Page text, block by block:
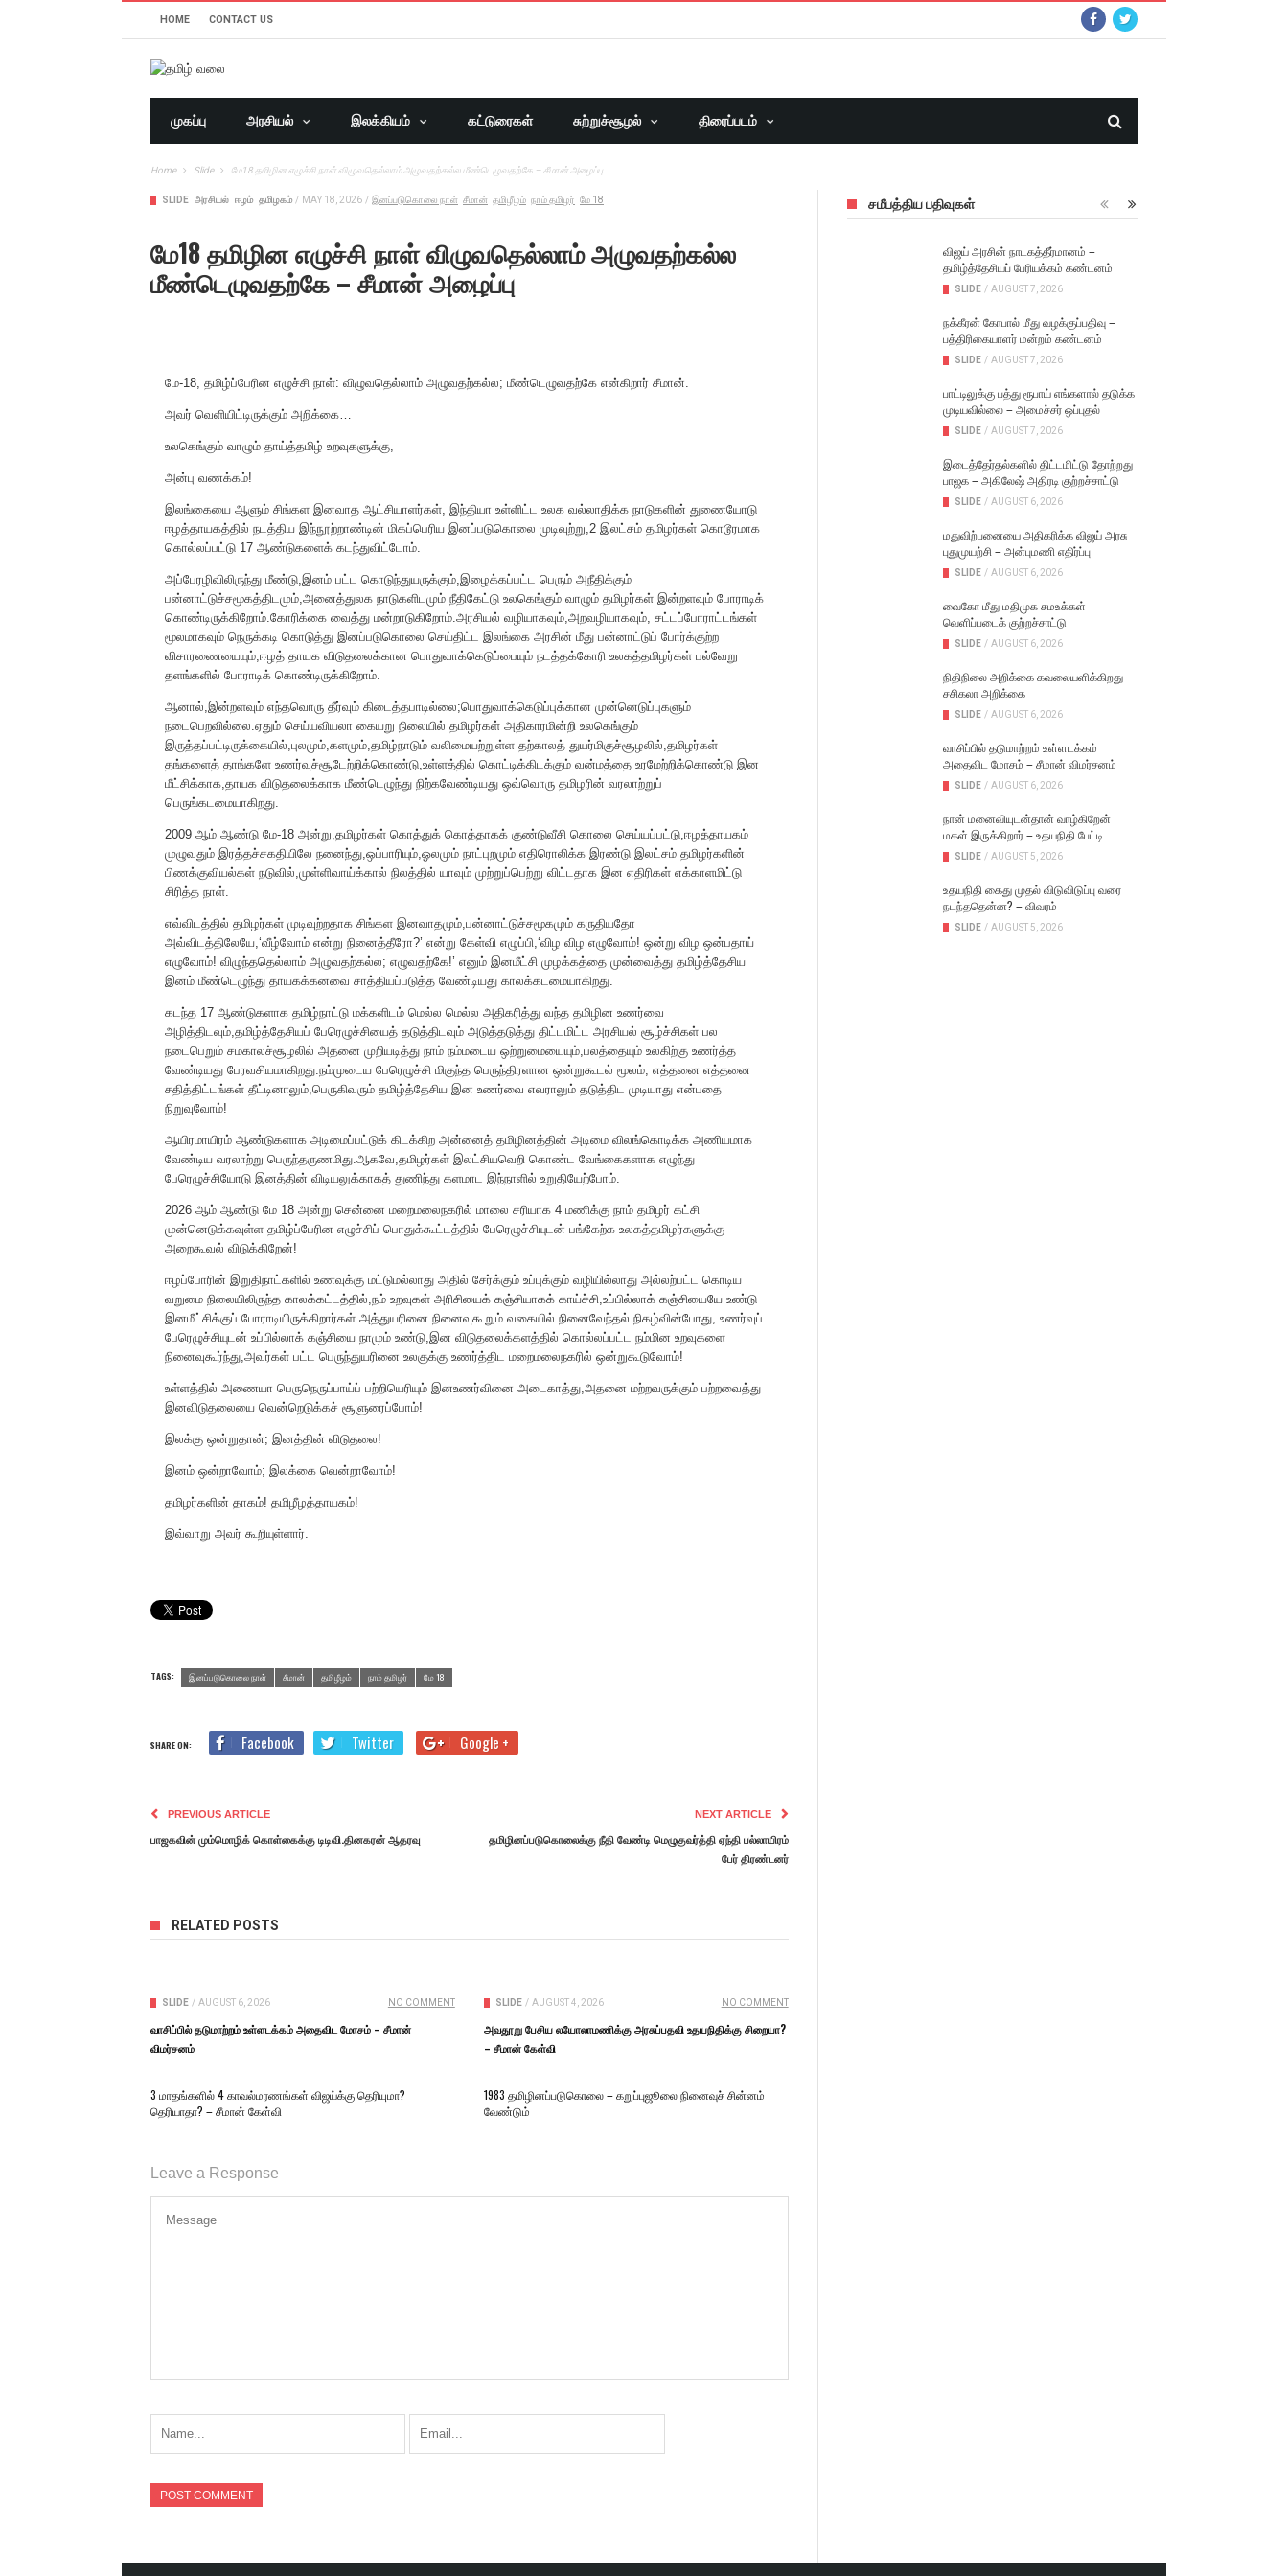
HOME CONTACT US
முகப்பு அரசியல் இலக்கியம் கட்டுரைகள் சுற்றுச்சூழல் திரைப்படம்
Home Slide மே18 தமிழின எழுச்சி நாள் விழுவதெல்லாம் அழுவதற்கல்ல மீண்டெழுவதற்கே – சீமான் அழைப்பு
SLIDE அரசியல் ஈழம் தமிழகம் / MAY 18, 2026 / இனப்படுகொலை நாள் சீமான் தமிழீழம் நாம் தமிழர் மே 18
மே18 தமிழின எழுச்சி நாள் விழுவதெல்லாம் அழுவதற்கல்ல
மீண்டெழுவதற்கே – சீமான் அழைப்பு
மே-18, தமிழ்ப்பேரின எழுச்சி நாள்: விழுவதெல்லாம் அழுவதற்கல்ல; மீண்டெழுவதற்கே என்கிறார் சீமான்.
அவர் வெளியிட்டிருக்கும் அறிக்கை…
உலகெங்கும் வாழும் தாய்த்தமிழ் உறவுகளுக்கு,
அன்பு வணக்கம்!
இலங்கையை ஆளும் சிங்கள இனவாத ஆட்சியாளர்கள், இந்தியா உள்ளிட்ட உலக வல்லாதிக்க நாடுகளின் துணையோடு
ஈழத்தாயகத்தில் நடத்திய இந்நூற்றாண்டின் மிகப்பெரிய இனப்படுகொலை முடிவுற்று,2 இலட்சம் தமிழர்கள் கொடூரமாக
கொல்லப்பட்டு 17 ஆண்டுகளைக் கடந்துவிட்டோம்.
அப்பேரழிவிலிருந்து மீண்டு,இனம் பட்ட கொடுந்துயருக்கும்,இழைக்கப்பட்ட பெரும் அநீதிக்கும்
பன்னாட்டுச்சமூகத்திடமும்,அனைத்துலக நாடுகளிடமும் நீதிகேட்டு உலகெங்கும் வாழும் தமிழர்கள் இன்றளவும் போராடிக்
கொண்டிருக்கிறோம்.கோரிக்கை வைத்து மன்றாடுகிறோம்.அரசியல் வழியாகவும்,அறவழியாகவும், சட்டப்போராட்டங்கள்
மூலமாகவும் நெருக்கடி கொடுத்து இனப்படுகொலை செய்திட்ட இலங்கை அரசின் மீது பன்னாட்டுப் போர்க்குற்ற
விசாரணையையும்,ஈழத் தாயக விடுதலைக்கான பொதுவாக்கெடுப்பையும் நடத்தக்கோரி உலகத்தமிழர்கள் பல்வேறு
தளங்களில் போராடிக் கொண்டிருக்கிறோம்.
ஆனால்,இன்றளவும் எந்தவொரு தீர்வும் கிடைத்தபாடில்லை;பொதுவாக்கெடுப்புக்கான முன்னெடுப்புகளும்
நடைபெறவில்லை.ஏதும் செய்யவியலா கையறு நிலையில் தமிழர்கள் அதிகாரமின்றி உலகெங்கும்
இருத்தப்பட்டிருக்கையில்,புலமும்,களமும்,தமிழ்நாடும் வலிமையற்றுள்ள தற்காலத் துயர்மிகுச்சூழலில்,தமிழர்கள்
தங்களைத் தாங்களே உணர்வுச்சூடேற்றிக்கொண்டு,உள்ளத்தில் கொட்டிக்கிடக்கும் வன்மத்தை உரமேற்றிக்கொண்டு இன
மீட்சிக்காக,தாயக விடுதலைக்காக மீண்டெழுந்து நிற்கவேண்டியது ஒவ்வொரு தமிழரின் வரலாற்றுப்
பெருங்கடமையாகிறது.
2009 ஆம் ஆண்டு மே-18 அன்று,தமிழர்கள் கொத்துக் கொத்தாகக் குண்டுவீசி கொலை செய்யப்பட்டு,ஈழத்தாயகம்
முழுவதும் இரத்தச்சகதியிலே நனைந்து,ஒப்பாரியும்,ஓலமும் நாட்புறமும் எதிரொலிக்க இரண்டு இலட்சம் தமிழர்களின்
பிணக்குவியல்கள் நடுவில்,முள்ளிவாய்க்கால் நிலத்தில் யாவும் முற்றுப்பெற்று விட்டதாக இன எதிரிகள் எக்காளமிட்டு
சிரித்த நாள்.
எவ்விடத்தில் தமிழர்கள் முடிவுற்றதாக சிங்கள இனவாதமும்,பன்னாட்டுச்சமூகமும் கருதியதோ
அவ்விடத்திலேயே,‘வீழ்வோம் என்று நினைத்தீரோ?’ என்று கேள்வி எழுப்பி,‘விழ விழ எழுவோம்! ஒன்று விழ ஒன்பதாய்
எழுவோம்! விழுந்ததெல்லாம் அழுவதற்கல்ல; எழுவதற்கே!’ எனும் இனமீட்சி முழக்கத்தை முன்வைத்து தமிழ்த்தேசிய
இனம் மீண்டெழுந்து தாயகக்கனவை சாத்தியப்படுத்த வேண்டியது காலக்கடமையாகிறது.
கடந்த 17 ஆண்டுகளாக தமிழ்நாட்டு மக்களிடம் மெல்ல மெல்ல அதிகரித்து வந்த தமிழின உணர்வை
அழித்திடவும்,தமிழ்த்தேசியப் பேரெழுச்சியைத் தடுத்திடவும் அடுத்தடுத்து திட்டமிட்ட அரசியல் சூழ்ச்சிகள் பல
நடைபெறும் சமகாலச்சூழலில் அதனை முறியடித்து நாம் நம்மடைய ஒற்றுமையையும்,பலத்தையும் உலகிற்கு உணர்த்த
வேண்டியது பேரவசியமாகிறது.நம்முடைய பேரெழுச்சி மிகுந்த பெருந்திரளான ஒன்றுகூடல் மூலம், எத்தனை எத்தனை
சதித்திட்டங்கள் தீட்டினாலும்,பெருகிவரும் தமிழ்த்தேசிய இன உணர்வை எவராலும் தடுத்திட முடியாது என்பதை
நிறுவுவோம்!
ஆயிரமாயிரம் ஆண்டுகளாக அடிமைப்பட்டுக் கிடக்கிற அன்னைத் தமிழினத்தின் அடிமை விலங்கொடிக்க அணியமாக
வேண்டிய வரலாற்று பெருந்தருணமிது.ஆகவே,தமிழர்கள் இலட்சியவெறி கொண்ட வேங்கைகளாக எழுந்து
பேரெழுச்சியோடு இனத்தின் விடியலுக்காகத் துணிந்து களமாட இந்நாளில் உறுதியேற்போம்.
2026 ஆம் ஆண்டு மே 18 அன்று சென்னை மறைமலைநகரில் மாலை சரியாக 4 மணிக்கு நாம் தமிழர் கட்சி
முன்னெடுக்கவுள்ள தமிழ்ப்பேரின எழுச்சிப் பொதுக்கூட்டத்தில் பேரெழுச்சியுடன் பங்கேற்க உலகத்தமிழர்களுக்கு
அறைகூவல் விடுக்கிறேன்!
ஈழப்போரின் இறுதிநாட்களில் உணவுக்கு மட்டுமல்லாது அதில் சேர்க்கும் உப்புக்கும் வழியில்லாது அல்லற்பட்ட கொடிய
வறுமை நிலையிலிருந்த காலக்கட்டத்தில்,நம் உறவுகள் அரிசியைக் கஞ்சியாகக் காய்ச்சி,உப்பில்லாக் கஞ்சியையே உண்டு
இனமீட்சிக்குப் போராடியிருக்கிறார்கள்.அத்துயரினை நினைவுகூறும் வகையில் நினைவேந்தல் நிகழ்வின்போது, உணர்வுப்
பேரெழுச்சியுடன் உப்பில்லாக் கஞ்சியை நாமும் உண்டு,இன விடுதலைக்களத்தில் கொல்லப்பட்ட நம்மின உறவுகளை
நினைவுகூர்ந்து,அவர்கள் பட்ட பெருந்துயரினை உலகுக்கு உணர்த்திட மறைமலைநகரில் ஒன்றுகூடுவோம்!
உள்ளத்தில் அணையா பெருநெருப்பாய்ப் பற்றியெரியும் இனஉணர்வினை அடைகாத்து,அதனை மற்றவருக்கும் பற்றவைத்து
இனவிடுதலையை வென்றெடுக்கச் சூளுரைப்போம்!
இலக்கு ஒன்றுதான்; இனத்தின் விடுதலை!
இனம் ஒன்றாவோம்; இலக்கை வென்றாவோம்!
தமிழர்களின் தாகம்! தமிழீழத்தாயகம்!
இவ்வாறு அவர் கூறியுள்ளார்.
TAGS: இனப்படுகொலை நாள் சீமான் தமிழீழம் நாம் தமிழர் மே 18
SHARE ON: Facebook Twitter Google +
PREVIOUS ARTICLE
பாஜகவின் மும்மொழிக் கொள்கைக்கு டிடிவி.தினகரன் ஆதரவு
NEXT ARTICLE
தமிழினப்படுகொலைக்கு நீதி வேண்டி மெழுகுவர்த்தி ஏந்தி பல்லாயிரம்
பேர் திரண்டனர்
RELATED POSTS
SLIDE / AUGUST 6, 2026 NO COMMENT
வாசிப்பில் தடுமாற்றம் உள்ளடக்கம் அதைவிட மோசம் – சீமான்
விமர்சனம்
SLIDE / AUGUST 4, 2026 NO COMMENT
அவதூறு பேசிய லயோலாமணிக்கு அரசுப்பதவி உதயநிதிக்கு சிறையா?
– சீமான் கேள்வி
3 மாதங்களில் 4 காவல்மரணங்கள் விஜய்க்கு தெரியுமா?
தெரியாதா? – சீமான் கேள்வி
1983 தமிழினப்படுகொலை – கறுப்புஜூலை நினைவுச் சின்னம்
வேண்டும்
Leave a Response
சமீபத்திய பதிவுகள்
விஜய் அரசின் நாடகத்தீர்மானம் –
தமிழ்த்தேசியப் பேரியக்கம் கண்டனம்
SLIDE / AUGUST 7, 2026
நக்கீரன் கோபால் மீது வழக்குப்பதிவு –
பத்திரிகையாளர் மன்றம் கண்டனம்
SLIDE / AUGUST 7, 2026
பாட்டிலுக்கு பத்து ரூபாய் எங்களால் தடுக்க
முடியவில்லை – அமைச்சர் ஒப்புதல்
SLIDE / AUGUST 7, 2026
இடைத்தேர்தல்களில் திட்டமிட்டு தோற்றது
பாஜக – அகிலேஷ் அதிரடி குற்றச்சாட்டு
SLIDE / AUGUST 6, 2026
மதுவிற்பனையை அதிகரிக்க விஜய் அரசு
புதுமுயற்சி – அன்புமணி எதிர்ப்பு
SLIDE / AUGUST 6, 2026
வைகோ மீது மதிமுக சமஉக்கள்
வெளிப்படைக் குற்றச்சாட்டு
SLIDE / AUGUST 6, 2026
நிதிநிலை அறிக்கை கவலையளிக்கிறது –
சசிகலா அறிக்கை
SLIDE / AUGUST 6, 2026
வாசிப்பில் தடுமாற்றம் உள்ளடக்கம்
அதைவிட மோசம் – சீமான் விமர்சனம்
SLIDE / AUGUST 6, 2026
நான் மனைவியுடன்தான் வாழ்கிறேன்
மகள் இருக்கிறார் – உதயநிதி பேட்டி
SLIDE / AUGUST 5, 2026
உதயநிதி கைது முதல் விடுவிடுப்பு வரை
நடந்ததென்ன? – விவரம்
SLIDE / AUGUST 5, 2026